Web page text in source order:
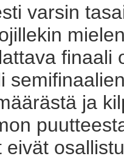
varsin
finaali
ja
eivät